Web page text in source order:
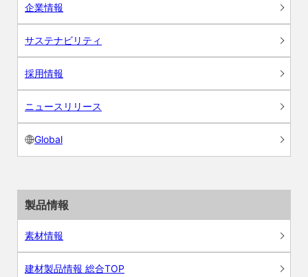
企業情報
サステナビリティ
採用情報
ニュースリリース
Global
製品情報
素材情報
建材製品情報 総合TOP